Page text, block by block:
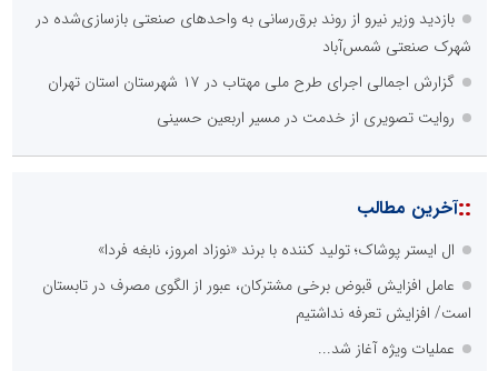
بازدید وزیر نیرو از روند برق‌رسانی به واحدهای صنعتی بازسازی‌شده در
شهرک صنعتی شمس‌آباد
گزارش اجمالی اجرای طرح ملی مهتاب در ۱۷ شهرستان استان تهران
روایت تصویری از خدمت در مسیر اربعین حسینی
::آخرین مطالب
ال ایستر پوشاک؛ تولید کننده با برند «نوزاد امروز، نابغه فردا»
عامل افزایش قبوض برخی مشترکان، عبور از الگوی مصرف در تابستان
است/ افزایش تعرفه نداشتیم
عملیات ویژه آغاز شد...